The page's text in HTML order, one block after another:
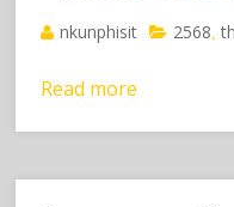
nkunphisit 2568 ,
Read more